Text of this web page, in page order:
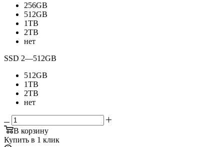
256GB
512GB
1TB
2TB
нет
SSD 2—512GB
512GB
1TB
2TB
нет
В корзину
Купить в 1 клик